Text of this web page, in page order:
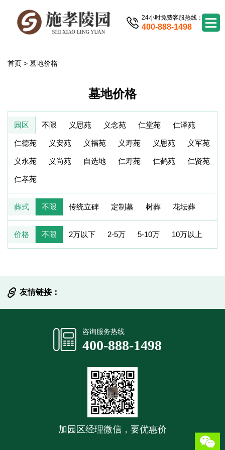
24小时免费客服热线：
400-888-1498
首页 > 墓地价格
墓地价格
园区 不限 义思苑 义念苑 仁堂苑 仁泽苑
仁德苑 义安苑 义福苑 义寿苑 义恩苑 义军苑
义永苑 义尚苑 自选地 仁寿苑 仁鹤苑 仁贤苑
仁孝苑
葬式 不限 传统立碑 定制墓 树葬 花坛葬
价格 不限 2万以下 2-5万 5-10万 10万以上
友情链接：
咨询服务热线
400-888-1498
加园区经理微信，要优惠价